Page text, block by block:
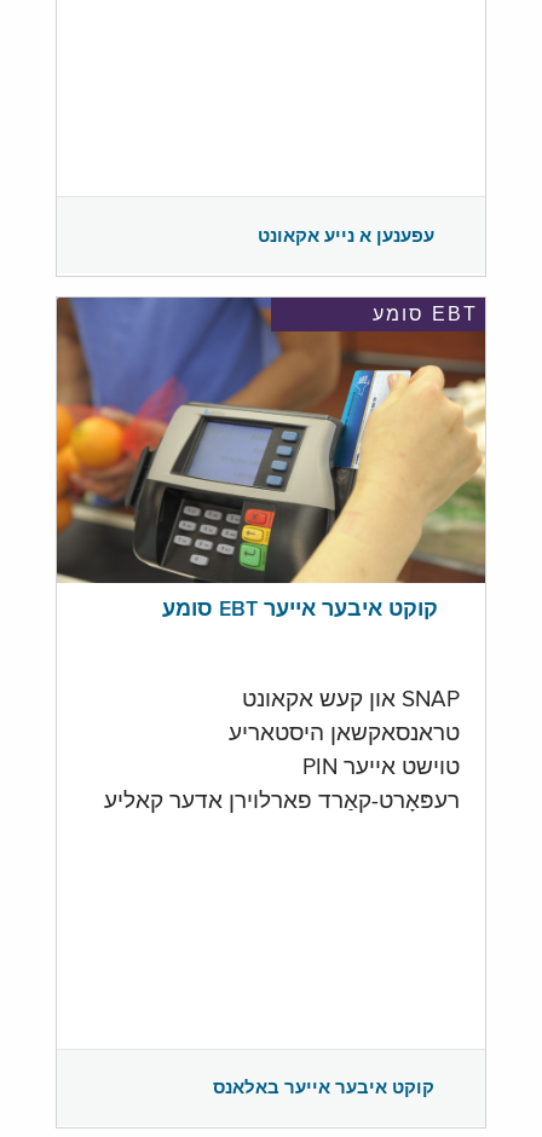
עפענען א נייע אקאונט
EBT סומע
קוקט איבער אייער EBT סומע
SNAP און קעש אקאונט
טראנסאקשאן היסטאריע
טוישט אייער PIN
רעפּאָרט-קאַרד פארלוירן אדער קאליע
קוקט איבער אייער באלאנס